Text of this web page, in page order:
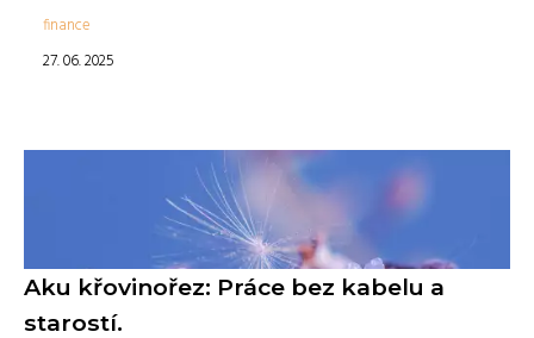
finance
27. 06. 2025
Aku křovinořez: Práce bez kabelu a
starostí.